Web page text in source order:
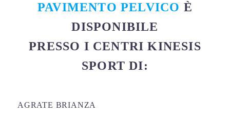
PAVIMENTO PELVICO È
DISPONIBILE
PRESSO I CENTRI KINESIS
SPORT DI:
AGRATE BRIANZA